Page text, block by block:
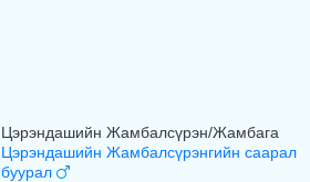
Цэрэндашийн Жамбалсүрэн/Жамбага
Цэрэндашийн Жамбалсүрэнгийн саарал
буурал